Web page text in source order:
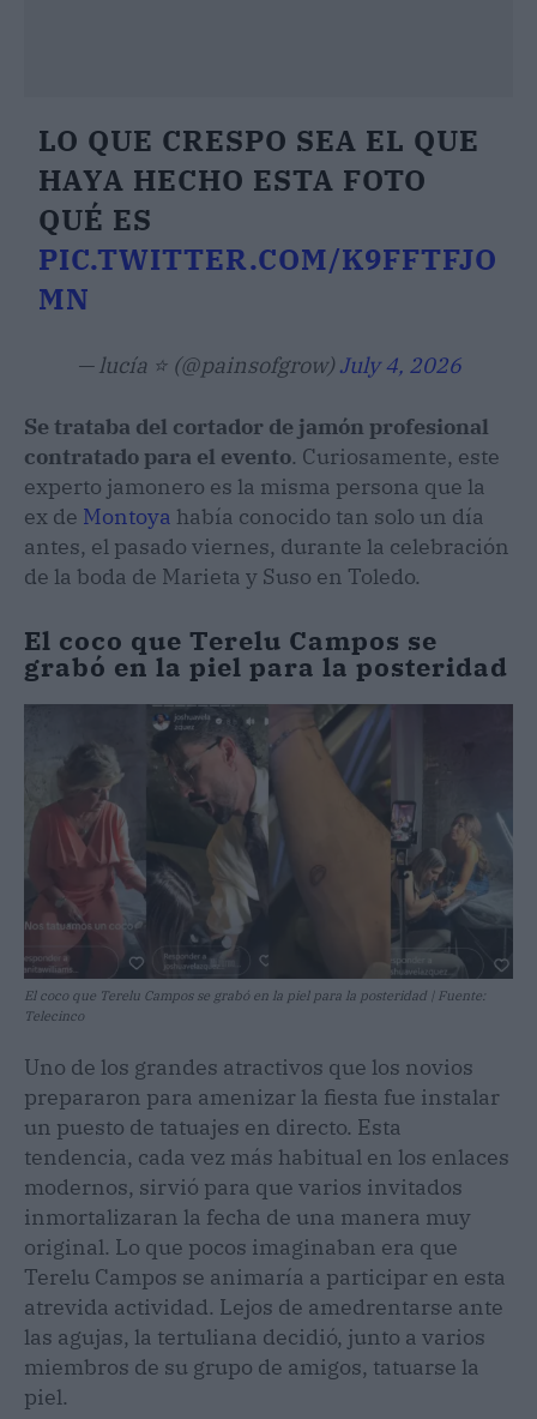
LO QUE CRESPO SEA EL QUE
HAYA HECHO ESTA FOTO
QUÉ ES
PIC.TWITTER.COM/K9FFTFJO
MN
— lucía ⭐️ (@painsofgrow) July 4, 2026
Se trataba del cortador de jamón profesional
contratado para el evento. Curiosamente, este
experto jamonero es la misma persona que la
ex de Montoya había conocido tan solo un día
antes, el pasado viernes, durante la celebración
de la boda de Marieta y Suso en Toledo.
El coco que Terelu Campos se
grabó en la piel para la posteridad
El coco que Terelu Campos se grabó en la piel para la posteridad | Fuente:
Telecinco
Uno de los grandes atractivos que los novios
prepararon para amenizar la fiesta fue instalar
un puesto de tatuajes en directo. Esta
tendencia, cada vez más habitual en los enlaces
modernos, sirvió para que varios invitados
inmortalizaran la fecha de una manera muy
original. Lo que pocos imaginaban era que
Terelu Campos se animaría a participar en esta
atrevida actividad. Lejos de amedrentarse ante
las agujas, la tertuliana decidió, junto a varios
miembros de su grupo de amigos, tatuarse la
piel.